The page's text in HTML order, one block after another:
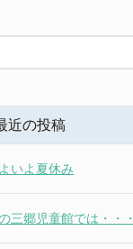
近の投稿
いよ夏休み
三郷児童館では・・・